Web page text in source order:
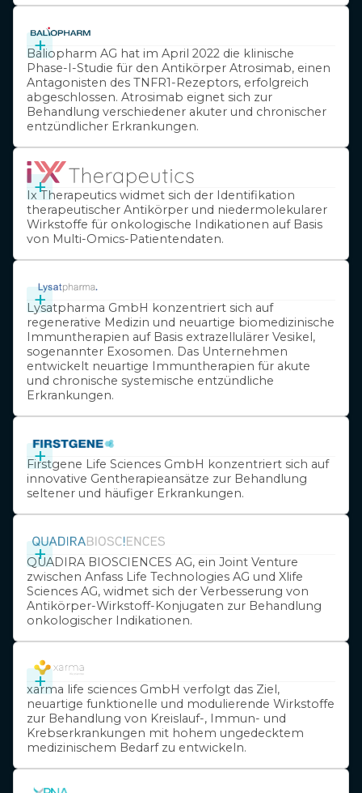
+
Baliopharm AG hat im April 2022 die klinische
Phase-I-Studie für den Antikörper Atrosimab, einen
Antagonisten des TNFR1-Rezeptors, erfolgreich
abgeschlossen. Atrosimab eignet sich zur
Behandlung verschiedener akuter und chronischer
entzündlicher Erkrankungen.
+
Ix Therapeutics widmet sich der Identifikation
therapeutischer Antikörper und niedermolekularer
Wirkstoffe für onkologische Indikationen auf Basis
von Multi-Omics-Patientendaten.
+
Lysatpharma GmbH konzentriert sich auf
regenerative Medizin und neuartige biomedizinische
Immuntherapien auf Basis extrazellulärer Vesikel,
sogenannter Exosomen. Das Unternehmen
entwickelt neuartige Immuntherapien für akute
und chronische systemische entzündliche
Erkrankungen.
+
Firstgene Life Sciences GmbH konzentriert sich auf
innovative Gentherapieansätze zur Behandlung
seltener und häufiger Erkrankungen.
+
QUADIRA BIOSCIENCES AG, ein Joint Venture
zwischen Anfass Life Technologies AG und Xlife
Sciences AG, widmet sich der Verbesserung von
Antikörper-Wirkstoff-Konjugaten zur Behandlung
onkologischer Indikationen.
+
xarma life sciences GmbH verfolgt das Ziel,
neuartige funktionelle und modulierende Wirkstoffe
zur Behandlung von Kreislauf-, Immun- und
Krebserkrankungen mit hohem ungedecktem
medizinischem Bedarf zu entwickeln.